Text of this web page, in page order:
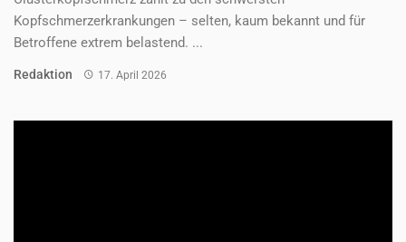
Kopfschmerzerkrankungen – selten, kaum bekannt und für
Betroffene extrem belastend. ...
Redaktion 17. April 2026